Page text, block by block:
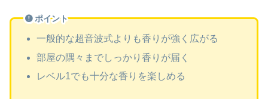
ポイント
一般的な超音波式よりも香りが強く広がる
部屋の隅々までしっかり香りが届く
レベル1でも十分な香りを楽しめる